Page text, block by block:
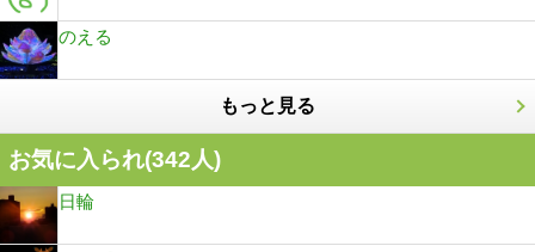
のえる
もっと見る
お気に入られ(342人)
日輪